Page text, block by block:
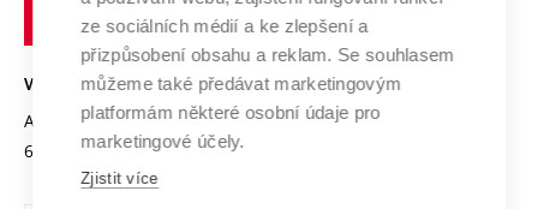
Open Science
Projekty
Projekty ze strukturálních fondů
Specifický výzkum
Mezinárodní dohody
Univerzitní sítě
Podnikavá univerzita / ContriBUTe
Bezpečná univerzita
Vyznamenání
Organizační struktura
technické
VYSOKÉ UČENÍ TECHNICKÉ V BRNĚ
Antonínská 548/1
602 00 Brno
www.vut.cz
vut@vutbr.cz
ze sociálních médií a ke zlepšení a
přizpůsobení obsahu a reklam. Se souhlasem
můžeme také předávat marketingovým
platformám některé osobní údaje pro
marketingové účely.
Zjistit více